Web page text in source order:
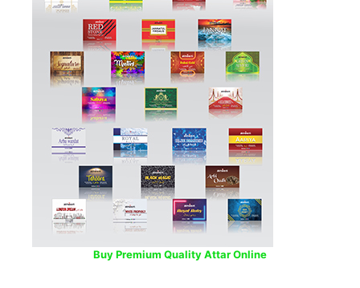
Buy Premium Quality Attar Online